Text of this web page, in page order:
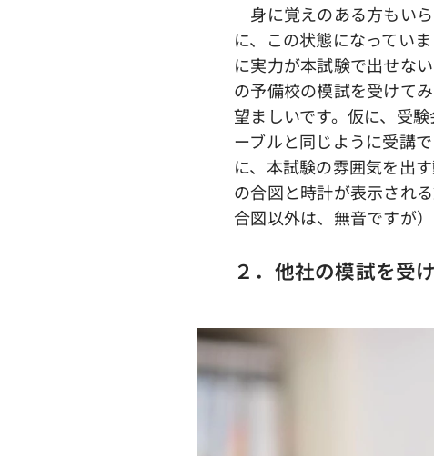
身に覚えのある方もい
に、この状態になってい
に実力が本試験で出せな
の予備校の模試を受けて
望ましいです。仮に、受
ーブルと同じように受講
に、本試験の雰囲気を出
の合図と時計が表示され
合図以外は、無音ですが
２．他社の模試を受